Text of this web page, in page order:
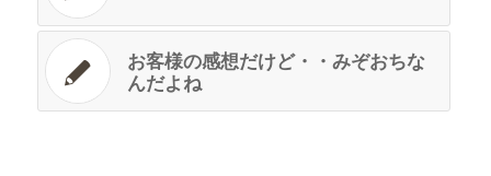
お客様の感想だけど・・みぞおちな
んだよね